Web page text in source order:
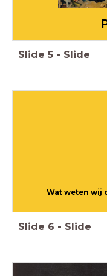
Slide 5 - Slide
Wat weten wij
Slide 6 - Slide